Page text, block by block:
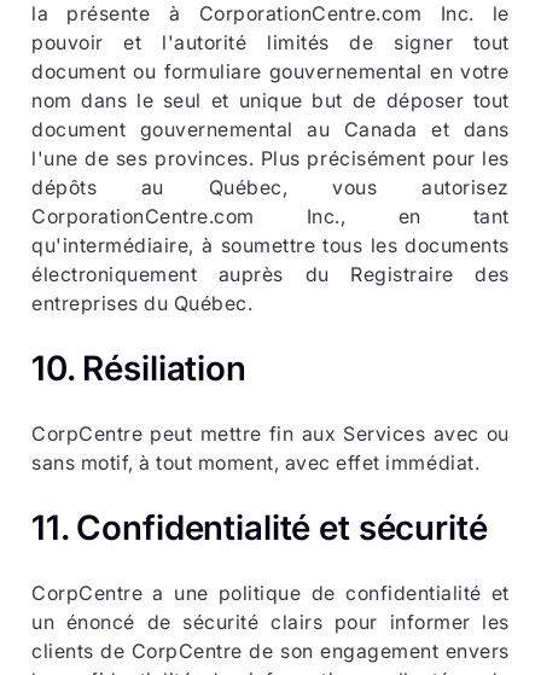
la présente à CorporationCentre.com Inc. le
pouvoir et l'autorité limités de signer tout
document ou formuliare gouvernemental en votre
nom dans le seul et unique but de déposer tout
document gouvernemental au Canada et dans
l'une de ses provinces. Plus précisément pour les
dépôts au Québec, vous autorisez
CorporationCentre.com Inc., en tant
qu'intermédiaire, à soumettre tous les documents
électroniquement auprès du Registraire des
entreprises du Québec.
10. Résiliation
CorpCentre peut mettre fin aux Services avec ou
sans motif, à tout moment, avec effet immédiat.
11. Confidentialité et sécurité
CorpCentre a une politique de confidentialité et
un énoncé de sécurité clairs pour informer les
clients de CorpCentre de son engagement envers